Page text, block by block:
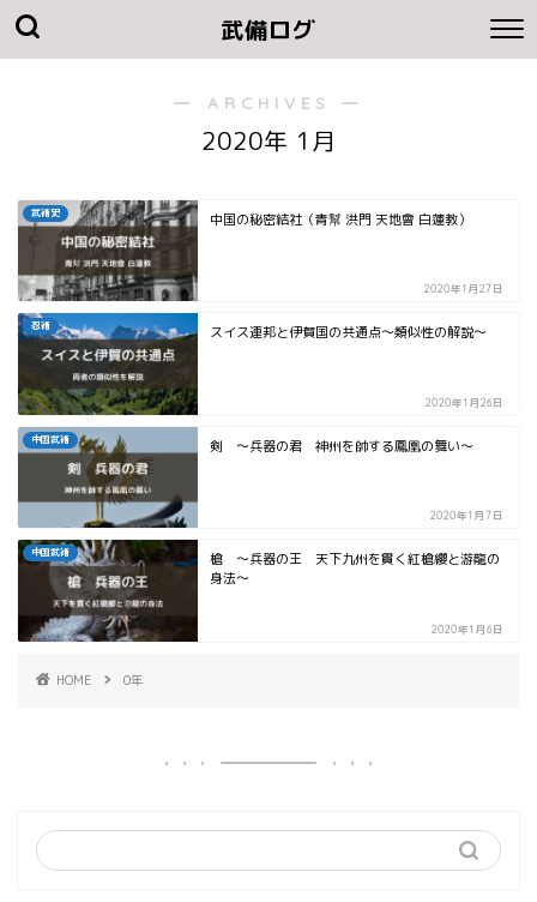
武備ログ
― ARCHIVES ―
2020年 1月
武術史 中国の秘密結社（青幫 洪門 天地會 白蓮教）
2020年1月27日
忍術 スイス連邦と伊賀国の共通点～類似性の解説～
2020年1月26日
中国武術 剣 ～兵器の君 神州を帥する鳳凰の舞い～
2020年1月7日
中国武術
槍 ～兵器の王 天下九州を貫く紅槍纓と游龍の
身法～
2020年1月6日
HOME 0年